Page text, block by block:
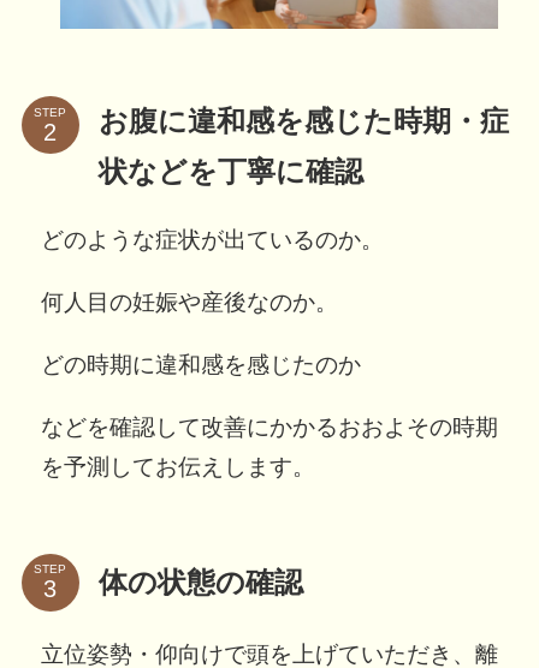
STEP
お腹に違和感を感じた時期・症
状などを丁寧に確認
どのような症状が出ているのか。
何人目の妊娠や産後なのか。
どの時期に違和感を感じたのか
などを確認して改善にかかるおおよその時期
を予測してお伝えします。
STEP 体の状態の確認
立位姿勢・仰向けで頭を上げていただき、離